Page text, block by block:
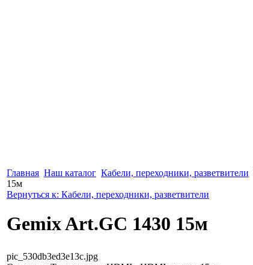
Главная Наш каталог Кабели, переходники, разветвители
15м
Вернуться к: Кабели, переходники, разветвители
Gemix Art.GC 1430 15м
pic_530db3ed3e13c.jpg